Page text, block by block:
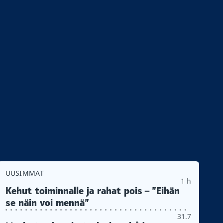
UUSIMMAT
1 h
Kehut toiminnalle ja rahat pois – ”Eihän
se näin voi mennä”
31.7